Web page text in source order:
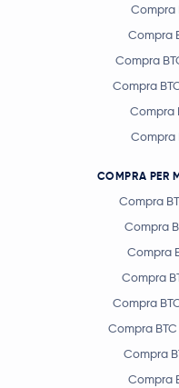
Compra
Compra
Compra
Compra
Compra
Compra
COMPRA PER
Compra
Compra
Compra
Compra
Compra
Compra BTC
Compra
Compra